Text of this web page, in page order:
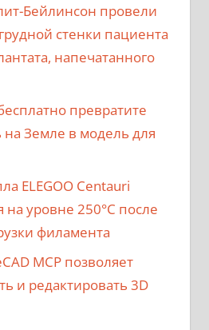
Бейлинсон провели
стенки пациента
напечатанного
превратите
Земле в модель для
ELEGOO Centauri
на уровне 250°C после
филамента
MCP позволяет
и редактировать 3D